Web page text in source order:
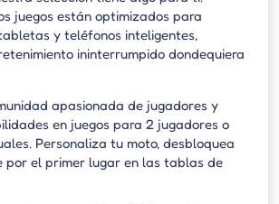
juegos están optimizados para
y teléfonos inteligentes,
ininterrumpido dondequiera
apasionada de jugadores y
en juegos para 2 jugadores o
Personaliza tu moto, desbloquea
por el primer lugar en las tablas de